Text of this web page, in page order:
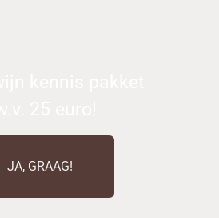
JA, GRAAG!